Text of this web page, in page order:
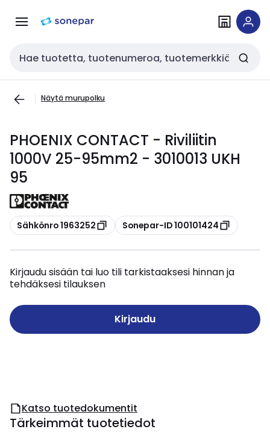
navigointiinsisältöön
Haku
Näytä murupolku
PHOENIX CONTACT - Riviliitin
1000V 25-95mm2 - 3010013 UKH
95
Kopioi
Sähkönro 1963252 Kopioi
Sonepar-ID 100101424
Kirjaudu sisään tai luo tili tarkistaaksesi hinnan ja
tehdäksesi tilauksen
Kirjaudu
Katso tuotedokumentit
Tärkeimmät tuotetiedot